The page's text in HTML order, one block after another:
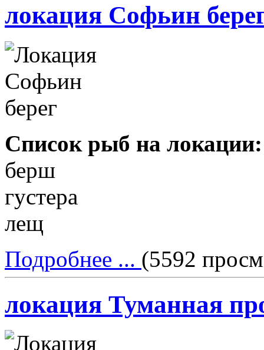
локация Софьин
Список рыб на локации:
берш
густера
лещ
Подробнее ... (5592
локация Туманная